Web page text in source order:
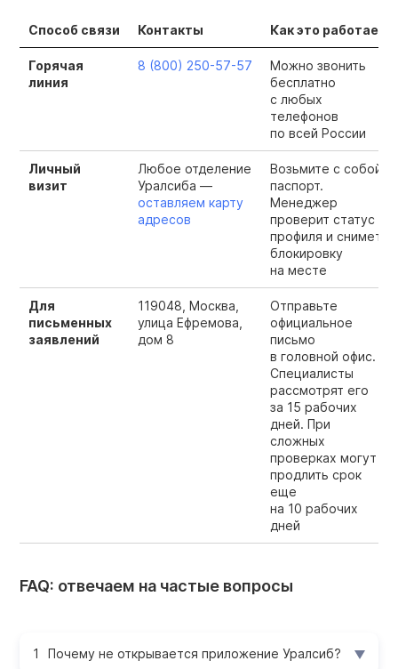
Способ связи Контакты Как это работает
Горячая
линия
8 (800) 250-57-57
Можно звонить
бесплатно
с любых
телефонов
по всей России
Личный
визит
Любое отделение
Уралсиба —
оставляем карту
адресов
Возьмите с собой
паспорт.
Менеджер
проверит статус
профиля и снимет
блокировку
на месте
Для
письменных
заявлений
119048, Москва,
улица Ефремова,
дом 8
Отправьте
официальное
письмо
в головной офис.
Специалисты
рассмотрят его
за 15 рабочих
дней. При
сложных
проверках могут
продлить срок
еще
на 10 рабочих
дней
FAQ: отвечаем на частые вопросы
Почему не открывается приложение Уралсиб?